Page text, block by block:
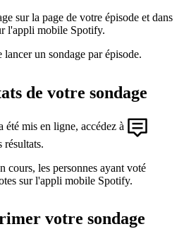
sur la page de votre épisode et dans
l'appli mobile Spotify.
un sondage par épisode.
de votre sondage
mis en ligne, accédez à
résultats.
cours, les personnes ayant voté
sur l'appli mobile Spotify.
votre sondage